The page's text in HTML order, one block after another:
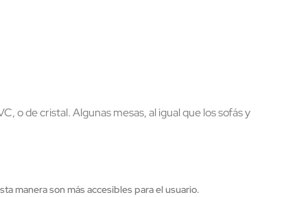
o de cristal. Algunas mesas, al igual que los sofás y
manera son más accesibles para el usuario.